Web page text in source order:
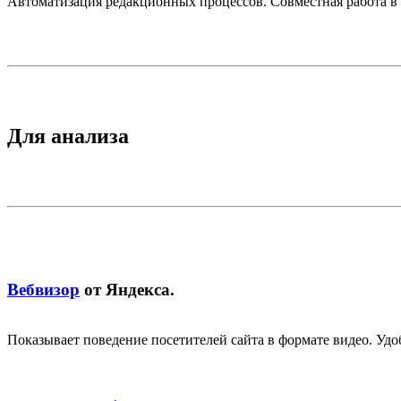
Для анализа
Вебвизор от Яндекса.
Показывает поведение посетителей сайта в формате видео.